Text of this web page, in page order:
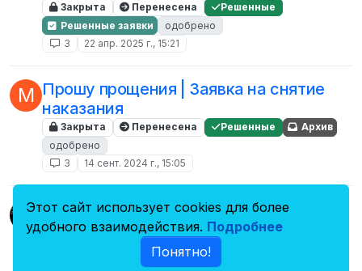
Закрыта Перенесена
Решенные
Решенные заявки
одобрено
3
22 апр. 2025 г., 15:21
М Прошу прощения | Заявка на снятие
наказания
Закрыта Перенесена Решенные
Архив
одобрено
3
14 сент. 2024 г., 15:05
Дмитрий Алексеев пг+фир
рп+луттинг+фк+нарушение правила зз
также вышел не отписав рп пм.
Перенесена Решенные
Этот сайт использует cookies для более
удобного взаимодействия. Подробнее
Понятно!